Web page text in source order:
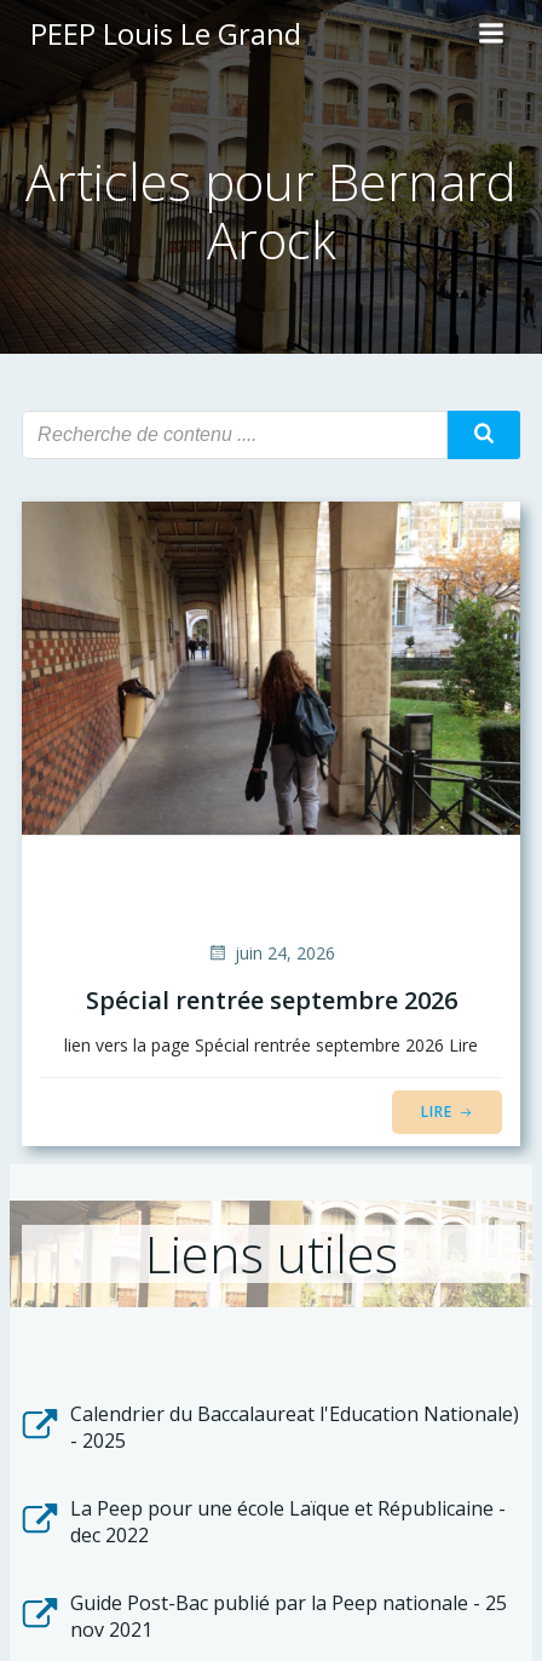
Aller
au
contenu
PEEP Louis Le Grand
Articles pourBernard
Arock
juin 24, 2026
Spécial rentrée septembre 2026
lien vers la page Spécial rentrée septembre 2026 Lire
LIRE
Liens utiles
Calendrier du Baccalaureat l'Education Nationale)
- 2025
La Peep pour une école Laïque et Républicaine -
dec 2022
Guide Post-Bac publié par la Peep nationale - 25
nov 2021